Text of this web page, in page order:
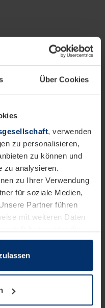
Über Cookies
, verwenden
zu personalisieren,
zu können und
zu analysieren.
zu Ihrer Verwendung
für soziale Medien,
Partner führen
mit weiteren Daten
Dienste gesammelt
Seite unbedingt
Cookie-Typen benötigen
können Sie jederzeit